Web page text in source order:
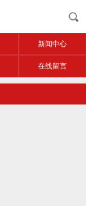
新闻中心
在线留言